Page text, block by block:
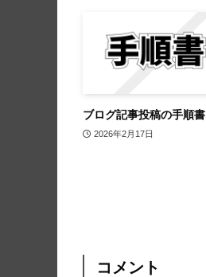
ブログ記事投稿の手順書
2026年2月17日
コメント